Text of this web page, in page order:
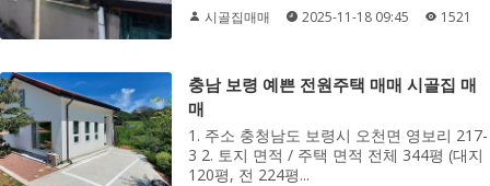
시골집매매 2025-11-18 09:45 1521
충남 보령 예쁜 전원주택 매매 시골집 매
매
1. 주소 충청남도 보령시 오천면 영보리 217-
3 2. 토지 면적 / 주택 면적 전체 344평 (대지
120평, 전 224평...